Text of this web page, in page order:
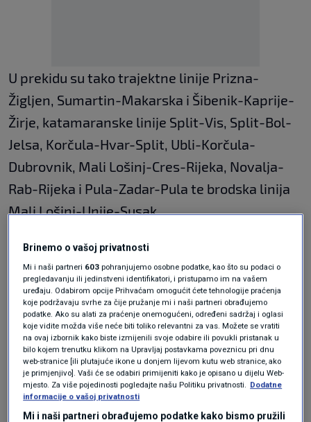
U prekidu su tako trajektne linije Prizna-
Žigljen, Sumartin-Makarska i Šibenik-Kaprije-
Žirje, katamaranske linije Split-Vis, Split-Bol-
Jelsa, Korčula-Hvar-Split, Ubli-Korčula-
Dubrovnik, Mali Lošinj-Cres-Rijeka, Novalja-
Rab-Rijeka i Pula-Zadar-Pula te brodska linija
Mali Lošinj-Unije-Susak.
Za sve skupine vozila otvoreni su autocesta A1
između čvorova Sveti Rok i Posedarje, A6
Rijeka-Zagreb između čvorova Kikovica i
Delnice, A7 između čvorova Rijeka istok i
Šmrika, brza cesta Solin-Klis, državna cesta
Maslenica-Zaton Obrovački, most dr. Franja
Tuđmana u Dubrovniku te Krčki i Paški most.
Omiška obilaznica je, zbog olujnog vjetra,
Brinemo o vašoj privatnosti
Mi i naši partneri 603 pohranjujemo osobne podatke, kao što su podaci o
pregledavanju ili jedinstveni identifikatori, i pristupamo im na vašem
uređaju. Odabirom opcije Prihvaćam omogućit ćete tehnologije praćenja
koje podržavaju svrhe za čije pružanje mi i naši partneri obrađujemo
podatke. Ako su alati za praćenje onemogućeni, određeni sadržaj i oglasi
koje vidite možda više neće biti toliko relevantni za vas. Možete se vratiti
na ovaj izbornik kako biste izmijenili svoje odabire ili povukli pristanak u
bilo kojem trenutku klikom na Upravljaj postavkama poveznicu pri dnu
web-stranice [ili plutajuće ikone u donjem lijevom kutu web stranice, ako
je primjenjivo]. Vaši će se odabiri primijeniti kako je opisano u dijelu Web-
mjesto. Za više pojedinosti pogledajte našu Politiku privatnosti. Dodatne
informacije o vašoj privatnosti
Mi i naši partneri obrađujemo podatke kako bismo pružili